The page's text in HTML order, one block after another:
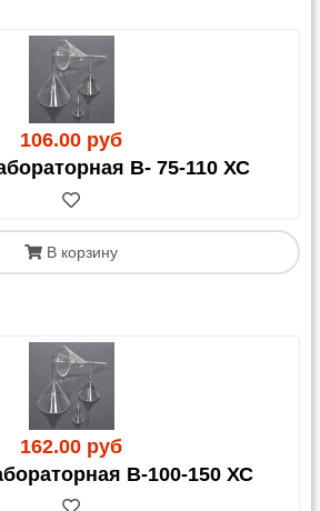
106.00 руб
В- 75-110 ХС
В корзину
162.00 руб
В-100-150 ХС